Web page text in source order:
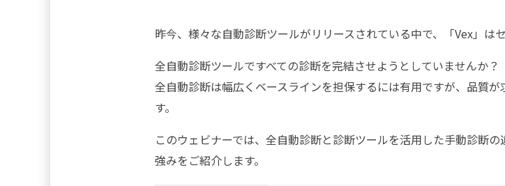
昨今、様々な自動診断ツールがリリースされている中で、「Vex」は
全自動診断ツールですべての診断を完結させようとしていませんか？
全自動診断は幅広くベースラインを担保するには有用ですが、品質
す。
このウェビナーでは、全自動診断と診断ツールを活用した手動診断
強みをご紹介します。